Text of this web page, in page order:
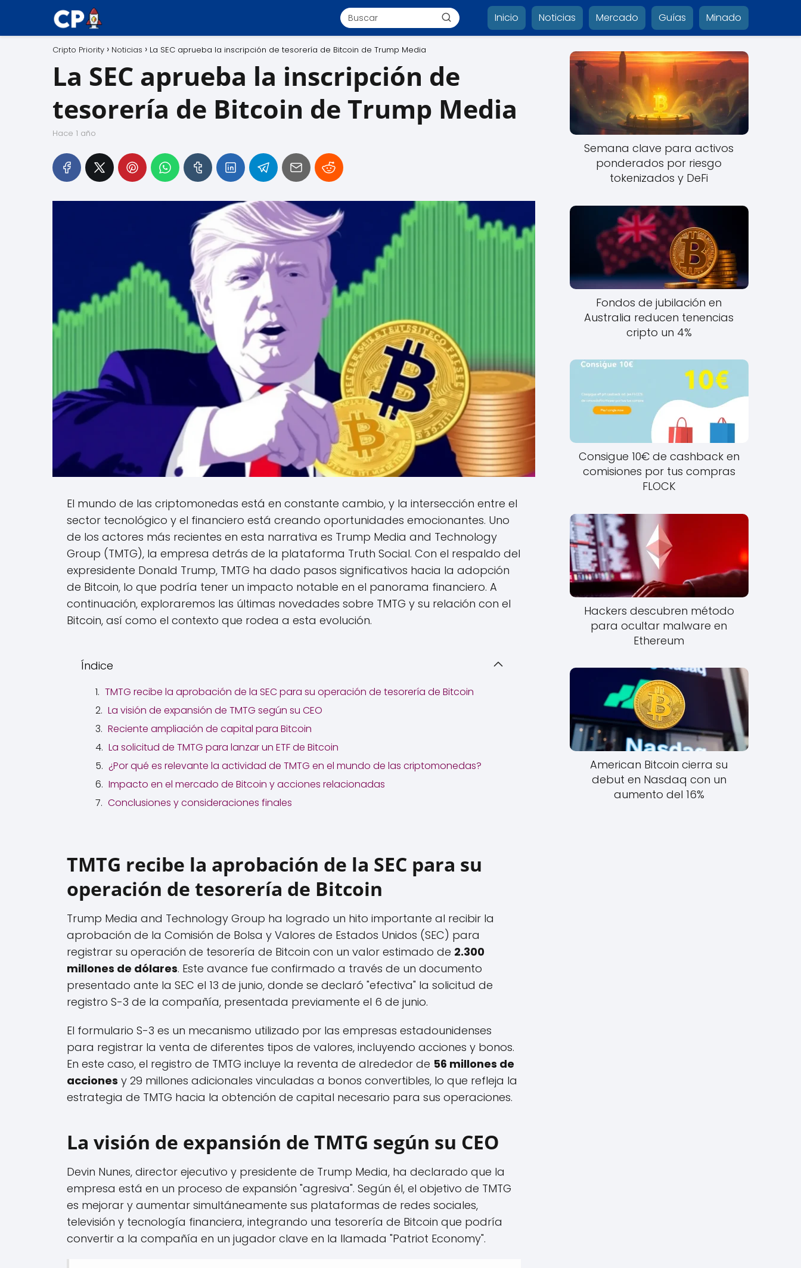
Inicio Noticias Mercado Guías Minado
Cripto Priority Noticias La SEC aprueba la inscripción de tesorería de Bitcoin de Trump Media
La SEC aprueba la inscripción de
tesorería de Bitcoin de Trump Media
hace 1 año
El mundo de las criptomonedas está en constante cambio, y la intersección entre el
sector tecnológico y el financiero está creando oportunidades emocionantes. Uno
de los actores más recientes en esta narrativa es Trump Media and Technology
Group (TMTG), la empresa detrás de la plataforma Truth Social. Con el respaldo del
expresidente Donald Trump, TMTG ha dado pasos significativos hacia la adopción
de Bitcoin, lo que podría tener un impacto notable en el panorama financiero. A
continuación, exploraremos las últimas novedades sobre TMTG y su relación con el
Bitcoin, así como el contexto que rodea a esta evolución.
Índice
TMTG recibe la aprobación de la SEC para su operación de tesorería de Bitcoin
La visión de expansión de TMTG según su CEO
Reciente ampliación de capital para Bitcoin
La solicitud de TMTG para lanzar un ETF de Bitcoin
¿Por qué es relevante la actividad de TMTG en el mundo de las criptomonedas?
Impacto en el mercado de Bitcoin y acciones relacionadas
Conclusiones y consideraciones finales
TMTG recibe la aprobación de la SEC para su
operación de tesorería de Bitcoin
Trump Media and Technology Group ha logrado un hito importante al recibir la
aprobación de la Comisión de Bolsa y Valores de Estados Unidos (SEC) para
registrar su operación de tesorería de Bitcoin con un valor estimado de 2.300
millones de dólares. Este avance fue confirmado a través de un documento
presentado ante la SEC el 13 de junio, donde se declaró "efectiva" la solicitud de
registro S-3 de la compañía, presentada previamente el 6 de junio.
El formulario S-3 es un mecanismo utilizado por las empresas estadounidenses
para registrar la venta de diferentes tipos de valores, incluyendo acciones y bonos.
En este caso, el registro de TMTG incluye la reventa de alrededor de 56 millones de
acciones y 29 millones adicionales vinculadas a bonos convertibles, lo que refleja la
estrategia de TMTG hacia la obtención de capital necesario para sus operaciones.
La visión de expansión de TMTG según su CEO
Devin Nunes, director ejecutivo y presidente de Trump Media, ha declarado que la
empresa está en un proceso de expansión "agresiva". Según él, el objetivo de TMTG
es mejorar y aumentar simultáneamente sus plataformas de redes sociales,
televisión y tecnología financiera, integrando una tesorería de Bitcoin que podría
convertir a la compañía en un jugador clave en la llamada "Patriot Economy".
Semana clave para activos
ponderados por riesgo
tokenizados y DeFi
Fondos de jubilación en
Australia reducen tenencias
cripto un 4%
Consigue 10€ de cashback en
comisiones por tus compras
FLOCK
Hackers descubren método
para ocultar malware en
Ethereum
American Bitcoin cierra su
debut en Nasdaq con un
aumento del 16%